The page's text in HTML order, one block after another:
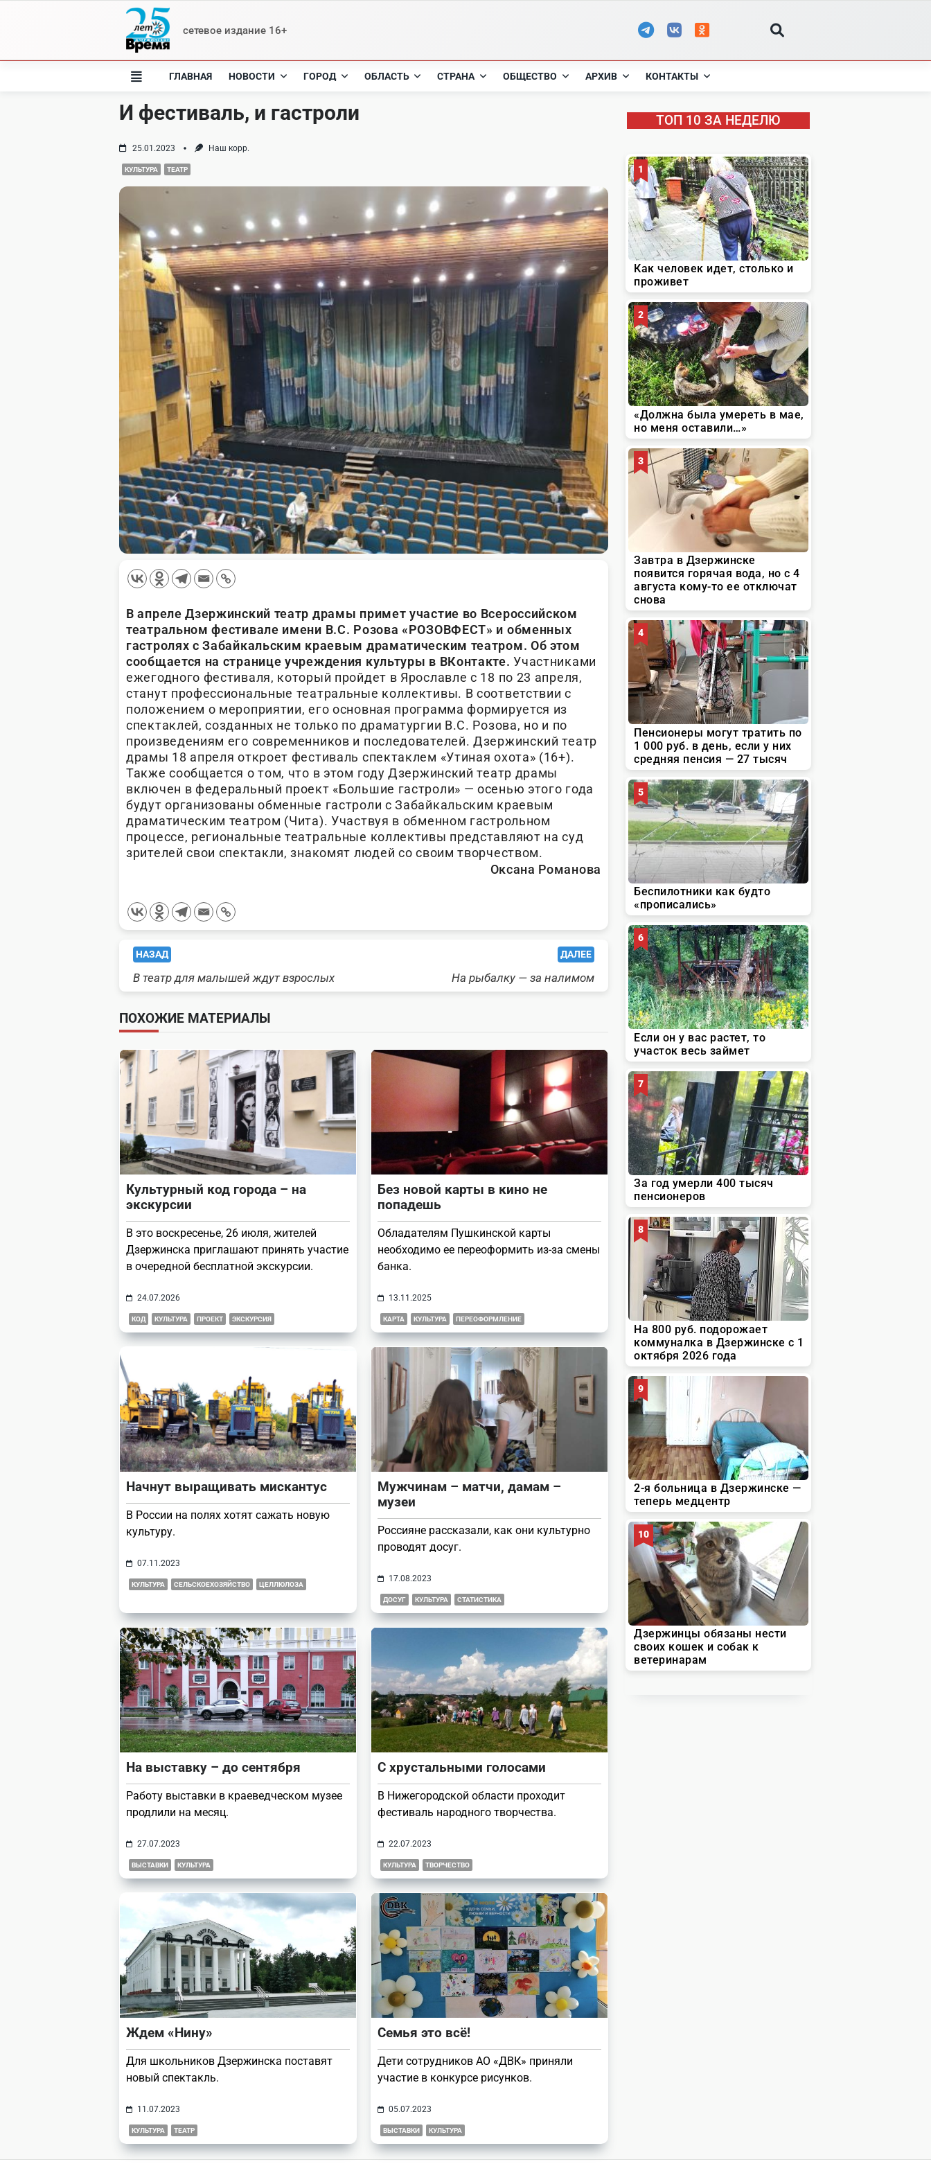
сетевое издание 16+
ГЛАВНАЯ НОВОСТИ ГОРОД ОБЛАСТЬ СТРАНА ОБЩЕСТВО АРХИВ КОНТАКТЫ
И фестиваль, и гастроли
25.01.2023 Наш корр.
КУЛЬТУРА ТЕАТР
В апреле Дзержинский театр драмы примет участие во Всероссийском
театральном фестивале имени В.С. Розова «РОЗОВФЕСТ» и обменных
гастролях с Забайкальским краевым драматическим театром. Об этом
сообщается на странице учреждения культуры в ВКонтакте. Участниками
ежегодного фестиваля, который пройдет в Ярославле с 18 по 23 апреля,
станут профессиональные театральные коллективы. В соответствии с
положением о мероприятии, его основная программа формируется из
спектаклей, созданных не только по драматургии В.С. Розова, но и по
произведениям его современников и последователей. Дзержинский театр
драмы 18 апреля откроет фестиваль спектаклем «Утиная охота» (16+).
Также сообщается о том, что в этом году Дзержинский театр драмы
включен в федеральный проект «Большие гастроли» — осенью этого года
будут организованы обменные гастроли с Забайкальским краевым
драматическим театром (Чита). Участвуя в обменном гастрольном
процессе, региональные театральные коллективы представляют на суд
зрителей свои спектакли, знакомят людей со своим творчеством.
Оксана Романова
<span
class="nav-
subtitle
screen-
reader-
text">Page</span>
НАЗАД
В театр для малышей ждут взрослых
ДАЛЕЕ
На рыбалку — за налимом
ПОХОЖИЕ МАТЕРИАЛЫ
Культурный код города – на
экскурсии
В это воскресенье, 26 июля, жителей
Дзержинска приглашают принять участие
в очередной бесплатной экскурсии.
24.07.2026
КОД КУЛЬТУРА ПРОЕКТ ЭКСКУРСИЯ
Без новой карты в кино не
попадешь
Обладателям Пушкинской карты
необходимо ее переоформить из-за смены
банка.
13.11.2025
КАРТА КУЛЬТУРА ПЕРЕОФОРМЛЕНИЕ
Начнут выращивать мискантус
В России на полях хотят сажать новую
культуру.
07.11.2023
КУЛЬТУРА СЕЛЬСКОЕХОЗЯЙСТВО ЦЕЛЛЮЛОЗА
Мужчинам – матчи, дамам –
музеи
Россияне рассказали, как они культурно
проводят досуг.
17.08.2023
ДОСУГ КУЛЬТУРА СТАТИСТИКА
На выставку – до сентября
Работу выставки в краеведческом музее
продлили на месяц.
27.07.2023
ВЫСТАВКИ КУЛЬТУРА
С хрустальными голосами
В Нижегородской области проходит
фестиваль народного творчества.
22.07.2023
КУЛЬТУРА ТВОРЧЕСТВО
Ждем «Нину»
Для школьников Дзержинска поставят
новый спектакль.
11.07.2023
КУЛЬТУРА ТЕАТР
Семья это всё!
Дети сотрудников АО «ДВК» приняли
участие в конкурсе рисунков.
05.07.2023
ВЫСТАВКИ КУЛЬТУРА
ТОП 10 ЗА НЕДЕЛЮ